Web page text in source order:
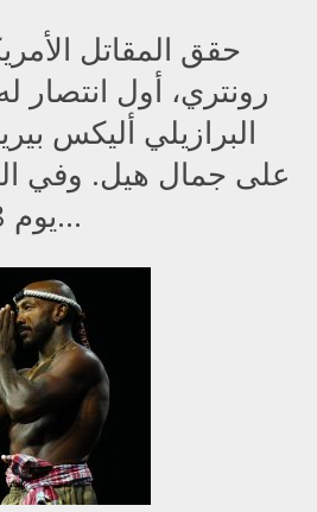
حقق المقاتل
رونتري، أول انتصار
البرازيلي أليكس
على جمال هيل. وفي
UFC على ABC 8 يوم...